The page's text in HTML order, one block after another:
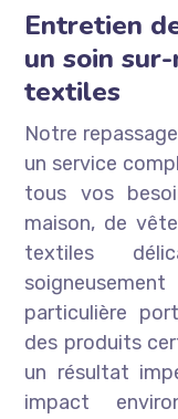
Entretien
un soin
textiles
Notre
un service
tous vos
maison, de
textiles
particulière
des produits
un résultat
impact